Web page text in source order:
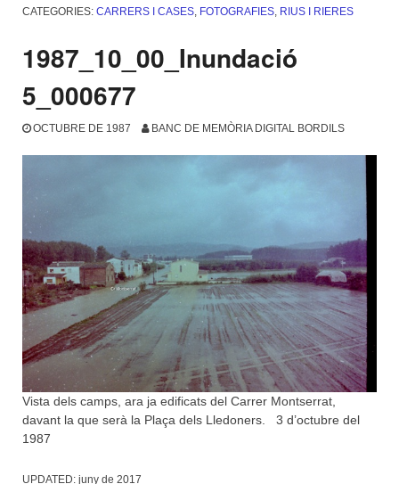
CATEGORIES: CARRERS I CASES FOTOGRAFIES RIUS I RIERES
1987_10_00_Inundació
5_000677
OCTUBRE DE 1987 BANC DE MEMÒRIA DIGITAL BORDILS
Vista dels camps, ara ja edificats del Carrer Montserrat,
davant la que serà la Plaça dels Lledoners. 3 d’octubre del
1987
UPDATED: juny de 2017